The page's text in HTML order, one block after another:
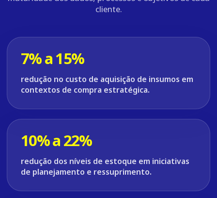
cliente.
7% a 15%
redução no custo de aquisição de insumos em
contextos de compra estratégica.
10% a 22%
redução dos níveis de estoque em iniciativas
de planejamento e ressuprimento.